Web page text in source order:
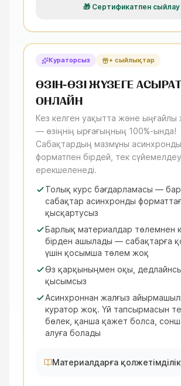
🎁 Сертификатпен сыйлау
Кураторсыз + сыйлықтар
ӨЗІН-ӨЗІ ЖҮЗЕГЕ
ОНЛАЙН
Кез келген уақытта және
— өзіңнің ырғағыңның 100%-ында!
Сабақтардың мазмұны асинхронды
форматпен бірдей, тек
ерекшеленеді.
Толық курс бағдарламасы —
сабақтар асинхронды
қысқартусыз
Барлық материалдар төлемнен
бірден ашылады — сабақтарға
үшін қосымша төлем жоқ
Өз қарқыныңмен оқы,
қысымсыз
Асинхроннан жалғыз
куратор жоқ. Үй тапсырмасын
бөлек, қанша қажет болса,
алуға болады
Материалдарға